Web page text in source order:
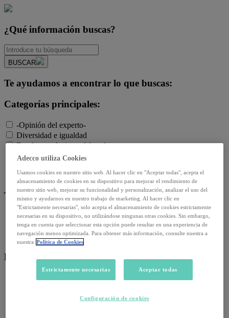
¿Qué información buscas?
BUSCAR
Te ayudamos a encontrar lo que buscas:
Categorías principales:
-Opinión del experto-
Diversidad e igualdad
Empleo y relaciones laborales
Futuro del trabajo y tecnología
Talento y formación
Temas de actualidad:
Reformas laborales
Reskilling y upskilling
Salud emocional y post-pandemia
Recursos:
Artículos
Adecco utiliza Cookies
Usamos cookies en nuestro sitio web. Al hacer clic en "Aceptar todas", acepta el
almacenamiento de cookies en su dispositivo para mejorar el rendimiento de
nuestro sitio web, mejorar su funcionalidad y personalización, analizar el uso del
mismo y ayudarnos en nuestro trabajo de marketing. Al hacer clic en
"Estrictamente necesarias", solo acepta el almacenamiento de cookies estrictamente
necesarias en su dispositivo, no utilizándose ningunas otras cookies. Sin embargo,
tenga en cuenta que seleccionar esta opción puede resultar en una experiencia de
navegación menos optimizada. Para obtener más información, consulte nuestra a
nuestra Política de Cookies
Estrictamente necesarias Aceptar todas
Configuración de cookies